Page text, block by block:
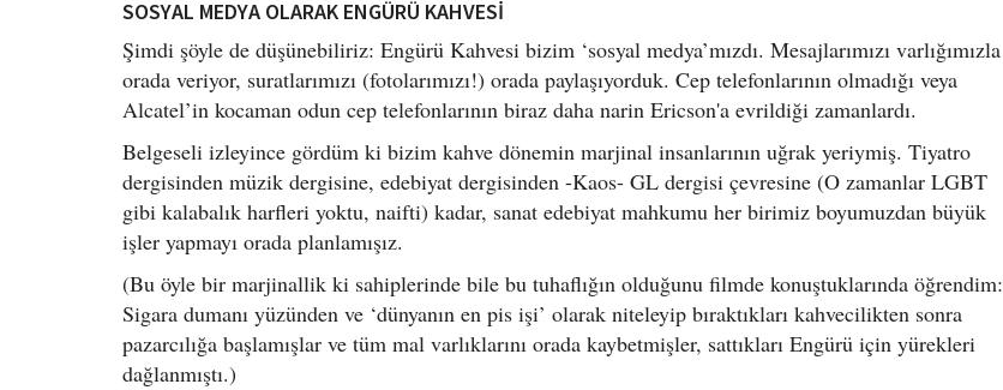
SOSYAL MEDYA OLARAK ENGÜRÜ KAHVESİ
Şimdi şöyle de düşünebiliriz: Engürü Kahvesi bizim ‘sosyal medya’mızdı. Mesajlarımızı varlığımızla
orada veriyor, suratlarımızı (fotolarımızı!) orada paylaşıyorduk. Cep telefonlarının olmadığı veya
Alcatel’in kocaman odun cep telefonlarının biraz daha narin Ericson'a evrildiği zamanlardı.
Belgeseli izleyince gördüm ki bizim kahve dönemin marjinal insanlarının uğrak yeriymiş. Tiyatro
dergisinden müzik dergisine, edebiyat dergisinden -Kaos- GL dergisi çevresine (O zamanlar LGBT
gibi kalabalık harfleri yoktu, naifti) kadar, sanat edebiyat mahkumu her birimiz boyumuzdan büyük
işler yapmayı orada planlamışız.
(Bu öyle bir marjinallik ki sahiplerinde bile bu tuhaflığın olduğunu filmde konuştuklarında öğrendim:
Sigara dumanı yüzünden ve ‘dünyanın en pis işi’ olarak niteleyip bıraktıkları kahvecilikten sonra
pazarcılığa başlamışlar ve tüm mal varlıklarını orada kaybetmişler, sattıkları Engürü için yürekleri
dağlanmıştı.)